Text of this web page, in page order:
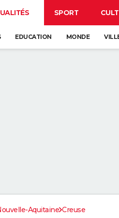
SPORT
EDUCATION MONDE
Aquitaine Creuse